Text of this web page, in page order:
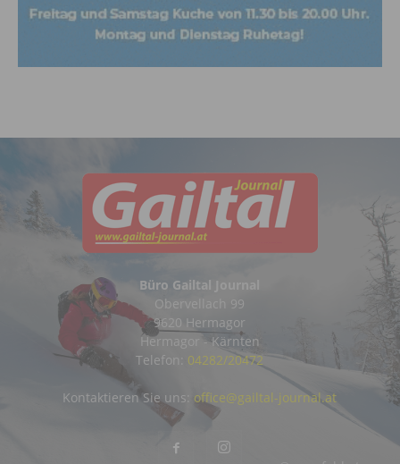
Büro Gailtal Journal
Obervellach 99
9620 Hermagor
Hermagor - Kärnten
Telefon: 04282/20472
Kontaktieren Sie uns: office@gailtal-journal.at